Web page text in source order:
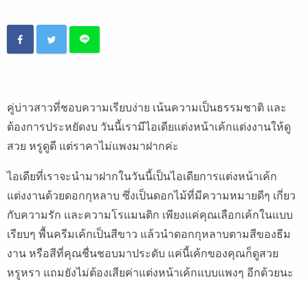
คู่บ่าวสาวที่ชอบความเรียบง่าย เน้นความเป็นธรรมชาติ และ
ต้องการประหยัดงบ วันนี้เรามีไอเดียแต่งหน้าเค้กแต่งงานให้ดู
สวย หรูดูดี แต่ราคาไม่แพงมาฝากค่ะ
ไอเดียที่เราจะนำมาฝากในวันนี้เป็นไอเดียการแต่งหน้าเค้ก
แต่งงานด้วยดอกกุหลาบ ซึ่งเป็นดอกไม้ที่มีความหมายดีๆ เกี่ยว
กับความรัก และความโรแมนติก เพียงแค่คุณเลือกเค้กในแบบ
เรียบๆ พื้นครีมเค้กเป็นสีขาว แล้วนำดอกกุหลาบตามสีของธีม
งาน หรือสีที่คุณชื่นชอบมาประดับ แค่นี้เค้กของคุณก็ดูสวย
หรูหรา แถมยังไม่ต้องเสียค่าแต่งหน้าเค้กแบบแพงๆ อีกด้วยนะ